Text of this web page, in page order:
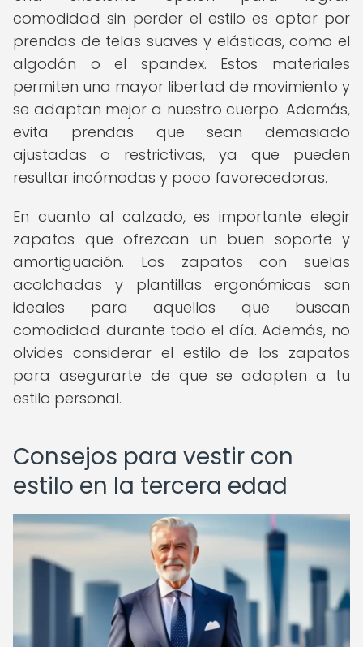
comodidad sin perder el estilo es optar por
prendas de telas suaves y elásticas, como el
algodón o el spandex. Estos materiales
permiten una mayor libertad de movimiento y
se adaptan mejor a nuestro cuerpo. Además,
evita prendas que sean demasiado
ajustadas o restrictivas, ya que pueden
resultar incómodas y poco favorecedoras.
En cuanto al calzado, es importante elegir
zapatos que ofrezcan un buen soporte y
amortiguación. Los zapatos con suelas
acolchadas y plantillas ergonómicas son
ideales para aquellos que buscan
comodidad durante todo el día. Además, no
olvides considerar el estilo de los zapatos
para asegurarte de que se adapten a tu
estilo personal.
Consejos para vestir con
estilo en la tercera edad